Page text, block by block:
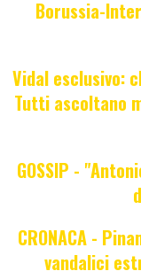
Borussia-
Vidal esclusivo:
Tutti ascoltano
GOSSIP -
CRONACA -
vandalici